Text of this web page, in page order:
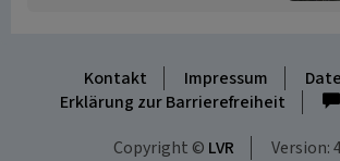
Kontakt Impressum
Erklärung zur Barrierefreiheit
Copyright © LVR Version: